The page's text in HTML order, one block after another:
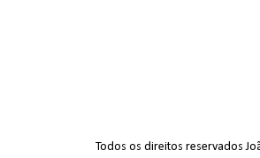
Todos os direitos reservados